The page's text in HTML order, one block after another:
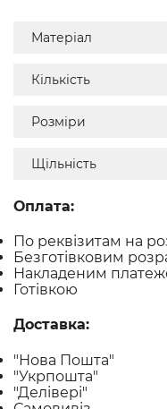
Матеріал
Кількість
Розміри
Щільність
Оплата:
По реквізитам на
Безготівковим
Накладеним
Готівкою
Доставка:
"Нова Пошта"
"Укрпошта"
"Делівері"